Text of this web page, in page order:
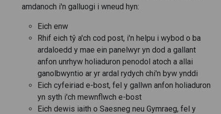
amdanoch i'n galluogi i wneud hyn:
Eich enw
Rhif eich tŷ a'ch cod post, i'n helpu i wybod o ba
ardaloedd y mae ein panelwyr yn dod a gallant
anfon unrhyw holiaduron penodol atoch a allai
ganolbwyntio ar yr ardal rydych chi'n byw ynddi
Eich cyfeiriad e-bost, fel y gallwn anfon holiaduron
yn syth i'ch mewnflwch e-bost
Eich dewis iaith o Saesneg neu Gymraeg, fel y